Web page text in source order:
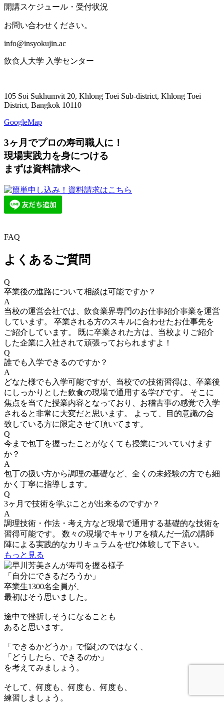
開講スケジュール・受付状況
お問い合わせください。
info@insyokujin.ac
飲食人大学 入学センター
105 Soi Sukhumvit 20, Khlong Toei Sub-district, Khlong Toei
District, Bangkok 10110
GoogleMap
3ヶ月 でプロの寿司職人に！
現場実践力を身につける
まずは資料請求へ
FAQ
よくあるご質問
Q
卒業後の進路について相談は可能ですか？
A
当校の運営会社では、飲食業界専門のお仕事紹介事業を運営
しています。 卒業される方のスキルに合わせたお仕事先を
ご紹介しています。 既に卒業された方は、当校よりご紹介
した企業に入社されて頑張っておられますよ！
Q
誰でも入学できるのですか？
A
どなた様でも入学可能ですが、当校での技術習得は、卒業後
にしっかりとした飲食の現場で通用する学びです。 そこに
焦点を当てた授業内容となっており、お稽古事の感覚で入学
されると非常に大変だと思います。 よって、目的意識の合
致している方に限定させて頂いてます。
Q
今まで包丁を握ったことがなくても授業についていけます
か？
A
包丁の扱い方から調理の基礎など、全くの未経験の方でも細
かく丁寧に指導します。
Q
3ヶ月で技術を学ぶことが出来るのですか？
A
調理技術・作法・考え方など現場で通用する基礎的な技術を
習得可能です。 数々の現場でキャリアを積んだ一流の講師
陣による実践的なカリキュラムをぜひ体験して下さい。
もっと見る
「自分にできるだろうか」
卒業生1300名全員が、
最初はそう思いました。
途中で挫折しそうになることも
あると思います。
「できるかどうか」で悩むのではなく、
「どうしたら、できるのか」
を考えてみましょう。
そして、何度も、何度も、何度も、
練習しましょう。